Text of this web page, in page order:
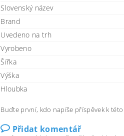
Slovenský název
Brand
Uvedeno na trh
Vyrobeno
Šířka
Výška
Hloubka
Buďte první, kdo napíše příspěvek k
Přidat komentář